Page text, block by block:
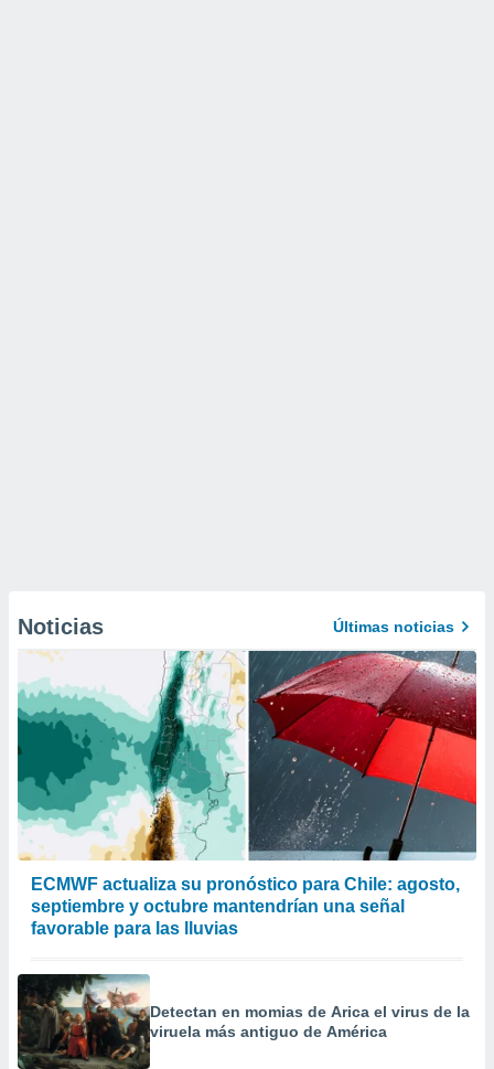
Noticias Últimas noticias
ECMWF actualiza su pronóstico para Chile: agosto,
septiembre y octubre mantendrían una señal
favorable para las lluvias
Detectan en momias de Arica el virus de la
viruela más antiguo de América